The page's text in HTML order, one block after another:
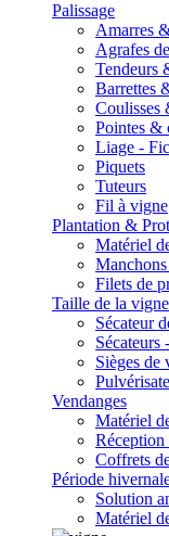
Palissage
Amarres
Agrafes
Tendeurs
Barrettes
Coulisses
Pointes &
Liage -
Piquets
Tuteurs
Fil à vigne
Plantation &
Matériel
Filets de
Taille de la vigne
Sécateur
Sécateurs
Sièges de
Vendanges
Matériel
Réception
Coffrets
Période
Solution
Matériel